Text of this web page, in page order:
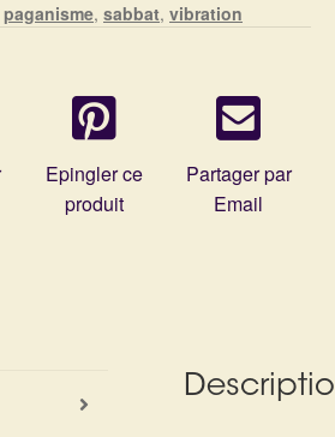
paganisme,sabbat,vibration
Epingler ce
produit
Partager par
Email